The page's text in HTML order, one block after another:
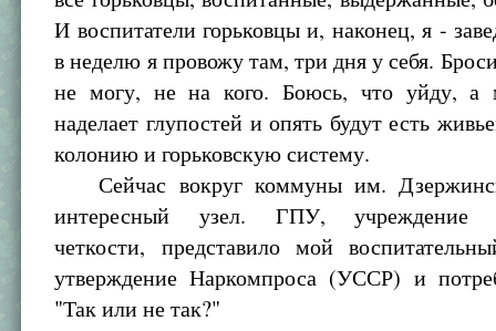
И воспитатели горьковцы и, наконец, я -
в неделю я провожу там, три дня у себя.
не могу, не на кого. Боюсь, что уйду, а
наделает глупостей и опять будут есть
колонию и горьковскую систему.
Сейчас вокруг коммуны им.
интересный узел. ГПУ, учреждение
четкости, представило мой
утверждение Наркомпроса (УССР) и
"Так или не так?"